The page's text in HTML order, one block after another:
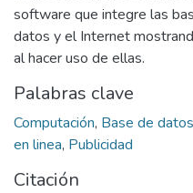
software que integre las
datos y el Internet
al hacer uso de ellas.
Palabras clave
Computación, Base de
en linea, Publicidad
Citación